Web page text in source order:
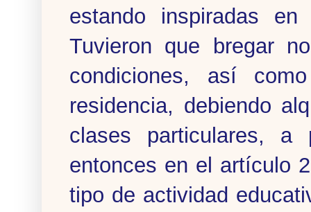
estando inspiradas
Tuvieron que bregar
condiciones, así
residencia, debiendo
clases particulares,
entonces en el artículo
tipo de actividad